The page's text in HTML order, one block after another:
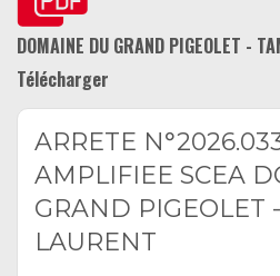
DOMAINE DU GRAND PIGEOLET -
Télécharger
ARRETE
AMPLIFIEE SCEA
GRAND PIGEOLET
LAURENT